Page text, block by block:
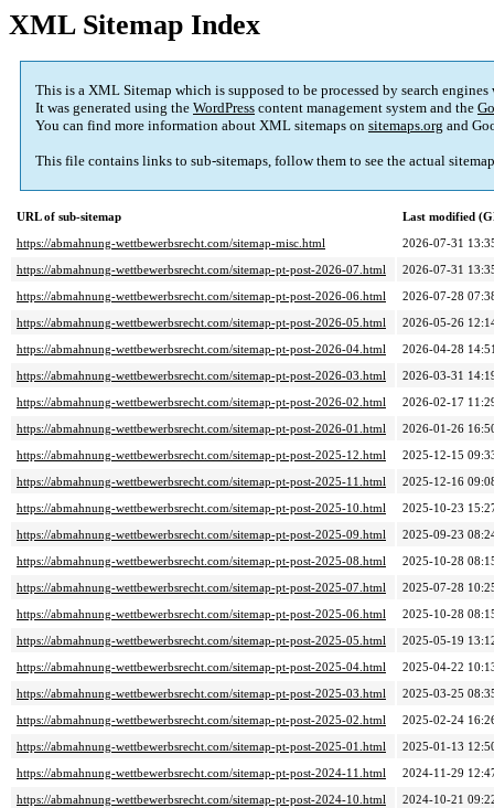
XML Sitemap Index
This is a XML Sitemap which is supposed to be processed by search
It was generated using the WordPress content management system and the
You can find more information about XML sitemaps on sitemaps.org and
This file contains links to sub-sitemaps, follow them to see the actual
URL of sub-sitemap
Last modified
https://abmahnung-wettbewerbsrecht.com/sitemap-misc.html
2026-07-31
https://abmahnung-wettbewerbsrecht.com/sitemap-pt-post-2026-07.html
2026-07-31
https://abmahnung-wettbewerbsrecht.com/sitemap-pt-post-2026-06.html
2026-07-28
https://abmahnung-wettbewerbsrecht.com/sitemap-pt-post-2026-05.html
2026-05-26
https://abmahnung-wettbewerbsrecht.com/sitemap-pt-post-2026-04.html
2026-04-28
https://abmahnung-wettbewerbsrecht.com/sitemap-pt-post-2026-03.html
2026-03-31
https://abmahnung-wettbewerbsrecht.com/sitemap-pt-post-2026-02.html
2026-02-17
https://abmahnung-wettbewerbsrecht.com/sitemap-pt-post-2026-01.html
2026-01-26
https://abmahnung-wettbewerbsrecht.com/sitemap-pt-post-2025-12.html
2025-12-15
https://abmahnung-wettbewerbsrecht.com/sitemap-pt-post-2025-11.html
2025-12-16
https://abmahnung-wettbewerbsrecht.com/sitemap-pt-post-2025-10.html
2025-10-23
https://abmahnung-wettbewerbsrecht.com/sitemap-pt-post-2025-09.html
2025-09-23
https://abmahnung-wettbewerbsrecht.com/sitemap-pt-post-2025-08.html
2025-10-28
https://abmahnung-wettbewerbsrecht.com/sitemap-pt-post-2025-07.html
2025-07-28
https://abmahnung-wettbewerbsrecht.com/sitemap-pt-post-2025-06.html
2025-10-28
https://abmahnung-wettbewerbsrecht.com/sitemap-pt-post-2025-05.html
2025-05-19
https://abmahnung-wettbewerbsrecht.com/sitemap-pt-post-2025-04.html
2025-04-22
https://abmahnung-wettbewerbsrecht.com/sitemap-pt-post-2025-03.html
2025-03-25
https://abmahnung-wettbewerbsrecht.com/sitemap-pt-post-2025-02.html
2025-02-24
https://abmahnung-wettbewerbsrecht.com/sitemap-pt-post-2025-01.html
2025-01-13
https://abmahnung-wettbewerbsrecht.com/sitemap-pt-post-2024-11.html
2024-11-29
https://abmahnung-wettbewerbsrecht.com/sitemap-pt-post-2024-10.html
2024-10-21